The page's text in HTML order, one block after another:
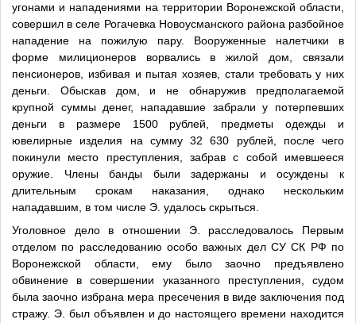
угонами и нападениями на территории Воронежской области,
совершил в селе Рогачевка Новоусманского района разбойное
нападение на пожилую пару. Вооруженные налетчики в
форме милиционеров ворвались в жилой дом, связали
пенсионеров, избивая и пытая хозяев, стали требовать у них
деньги. Обыскав дом, и не обнаружив предполагаемой
крупной суммы денег, нападавшие забрали у потерпевших
деньги в размере 1500 рублей, предметы одежды и
ювелирные изделия на сумму 32 630 рублей, после чего
покинули место преступления, забрав с собой имевшееся
оружие. Члены банды были задержаны и осуждены к
длительным срокам наказания, однако нескольким
нападавшим, в том числе Э. удалось скрыться.
Уголовное дело в отношении Э. расследовалось Первым
отделом по расследованию особо важных дел СУ СК РФ по
Воронежской области, ему было заочно предъявлено
обвинение в совершении указанного преступления, судом
была заочно избрана мера пресечения в виде заключения под
стражу. Э. был объявлен и до настоящего времени находится